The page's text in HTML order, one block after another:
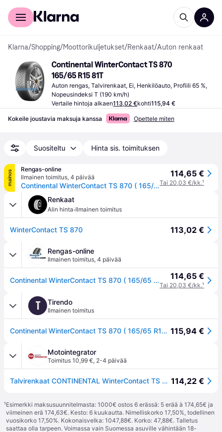
Kuluttajille
Klarna/Shopping/Moottorikuljetukset/Renkaat/Auton renkaat
Continental WinterContact TS 870
165/65 R15 81T
Auton rengas, Talvirenkaat, Ei, Henkilöauto, Profiili 65 %,
Nopeusindeksi T (190 km/h)
Vertaile hintoja alkaen113,02 €kohti115,94 €
Kokeile joustavia maksuja kanssa Opettele miten
Suositeltu Hinta sis. toimituksen
mainos
Rengas-online
Ilmainen toimitus, 4 päivää
Continental WinterContact TS 870 ( 165/65 R15 81T EVc )
114,65 €
Tai 20,03 €/kk.¹
Renkaat
Alin hinta·Ilmainen toimitus
WinterContact TS 870 113,02 €
Rengas-online
Ilmainen toimitus, 4 päivää
Continental WinterContact TS 870 ( 165/65 R15 81T EVc ) 114,65 €
Tai 20,03 €/kk.¹
T Tirendo
Ilmainen toimitus
Continental WinterContact TS 870 ( 165/65 R15 81T EVc ) 115,94 €
Motointegrator
Toimitus 10,99 €, 2-4 päivää
Talvirenkaat CONTINENTAL WinterContact TS 870 165/65R15 81T 114,22 €
¹Esimerkki maksusuunnitelmasta: 1000€ ostos 6 erässä: 5 erää à 174,65€ ja
viimeinen erä 174,63€. Kesto: 6 kuukautta. Nimelliskorko 17,50%, todellinen
vuosikorko 17,50%. Kokonaisvelka: 1047,88€. Korko: 47,88€. Talletus
saattaa olla tarpeen. Voimassa vain Suomessa asuville vähintään 18-